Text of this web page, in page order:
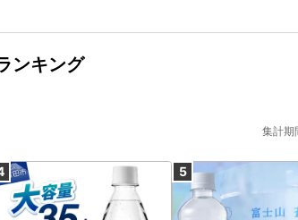
ください！
めには、公的個人認証アプリ＜アイアム＞のダウン
ドンキング
集計期